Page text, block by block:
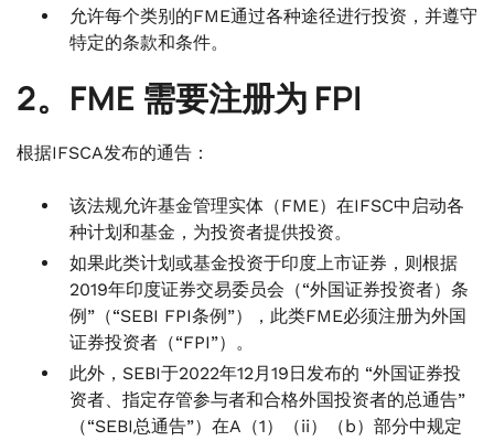
允许每个类别的FME通过各种途径进行投资，并遵守
特定的条款和条件。
2。FME 需要注册为 FPI
根据IFSCA发布的通告：
该法规允许基金管理实体（FME）在IFSC中启动各
种计划和基金，为投资者提供投资。
如果此类计划或基金投资于印度上市证券，则根据
2019年印度证券交易委员会（“外国证券投资者）条
例”（“SEBI FPI条例”），此类FME必须注册为外国
证券投资者（“FPI”）。
此外，SEBI于2022年12月19日发布的 “外国证券投
资者、指定存管参与者和合格外国投资者的总通告”
（“SEBI总通告”）在A（1）（ii）（b）部分中规定